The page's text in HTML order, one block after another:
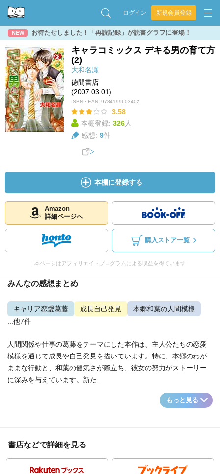
ログイン 新規会員登録
NEW お待たせしました！「再読記録」が読書グラフに登場！
キャラコミックス デキる男の育て方
(2)
大和名瀬
徳間書店
(2007.03.01)
ISBN・EAN: 9784199603402
3.58
本棚登録: 326人
感想: 9件
本棚に登録する
Amazon
詳細ページへ
購入ストア一覧
本ページはアフィリエイトプログラムによる収益を得ています
みんなの感想まとめ
キャリア恋愛葛藤 成長自己発見
本郷和葉の人間模様
...他7件
人間関係や仕事の葛藤をテーマにした本作は、主人公たちの恋愛
模様を通じて成長や自己発見を描いています。特に、本郷のわが
ままな行動と、和葉の健気さが際立ち、彼女の努力がストーリー
に深みを与えています。新た...
もっと見る
書店などで詳細を見る